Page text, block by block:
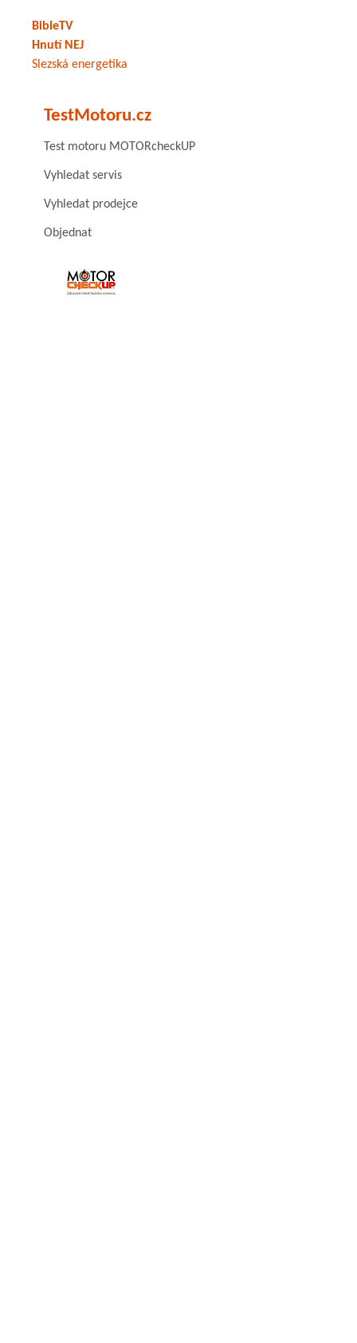
BibleTV
Hnutí NEJ
Slezská energetika
TestMotoru.cz
Test motoru MOTORcheckUP
Vyhledat servis
Vyhledat prodejce
Objednat